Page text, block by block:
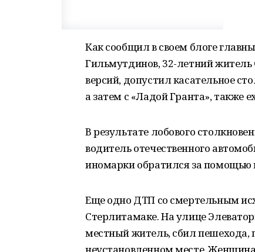
Как сообщил в своем блоге
Гильмутдинов, 32-летний житель
версий, допустил касательное
а затем с «Ладой Гранта», также
В результате лобового
водитель отечественного
иномарки обратился за помощью
Еще одно ДТП со смертельным
Стерлитамаке. На улице
местный житель, сбил пешехода,